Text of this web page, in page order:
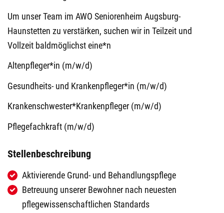
Um unser Team im AWO Seniorenheim Augsburg-
Haunstetten zu verstärken, suchen wir in Teilzeit und
Vollzeit baldmöglichst eine*n
Altenpfleger*in (m/w/d)
Gesundheits- und Krankenpfleger*in (m/w/d)
Krankenschwester*Krankenpfleger (m/w/d)
Pflegefachkraft (m/w/d)
Stellenbeschreibung
Aktivierende Grund- und Behandlungspflege
Betreuung unserer Bewohner nach neuesten
pflegewissenschaftlichen Standards